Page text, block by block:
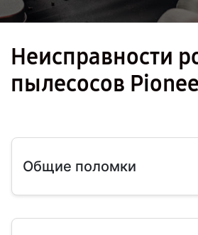
Неисправности
пылесосов
Общие поломки